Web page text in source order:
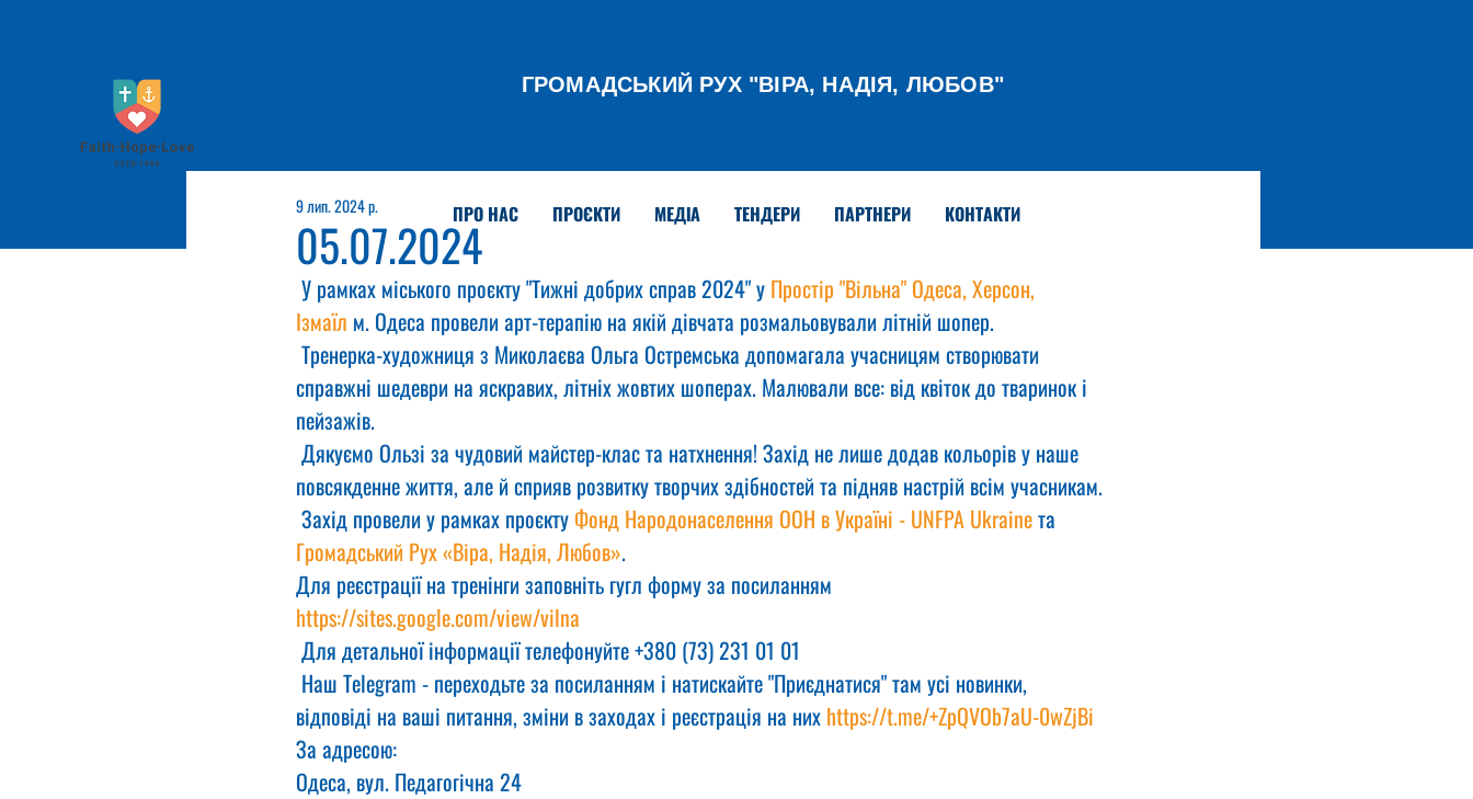
ГРОМАДСЬКИЙ РУХ "ВІРА, НАДІЯ, ЛЮБОВ"
ПРО НАС ПРОЄКТИ МЕДІА ТЕНДЕРИ ПАРТНЕРИ КОНТАКТИ
05.07.2024
9 лип. 2024 р.
У рамках міського проєкту "Тижні добрих справ 2024" у Простір "Вільна" Одеса, Херсон,
Ізмаїл м. Одеса провели арт-терапію на якій дівчата розмальовували літній шопер.
Тренерка-художниця з Миколаєва Ольга Остремська допомагала учасницям створювати
справжні шедеври на яскравих, літніх жовтих шоперах. Малювали все: від квіток до тваринок і
пейзажів.
Дякуємо Ользі за чудовий майстер-клас та натхнення! Захід не лише додав кольорів у наше
повсякденне життя, але й сприяв розвитку творчих здібностей та підняв настрій всім учасникам.
Захід провели у рамках проєкту Фонд Народонаселення ООН в Україні - UNFPA Ukraine та
Громадський Рух «Віра, Надія, Любов».
Для реєстрації на тренінги заповніть гугл форму за посиланням
https://sites.google.com/view/vilna
Для детальної інформації телефонуйте +380 (73) 231 01 01
Наш Telegram - переходьте за посиланням і натискайте "Приєднатися" там усі новинки,
відповіді на ваші питання, зміни в заходах і реєстрація на них https://t.me/+ZpQVOb7aU-0wZjBi
За адресою:
Одеса, вул. Педагогічна 24